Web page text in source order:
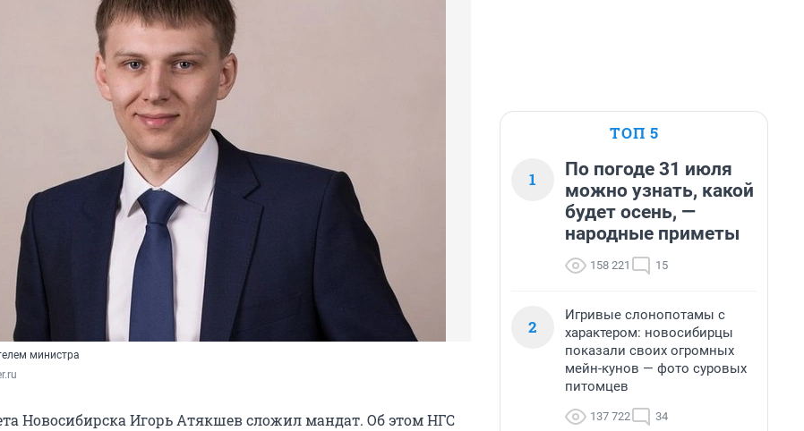
министра
Новосибирска Игорь Атякшев сложил мандат. Об этом НГС
ТОП 5
1
По погоде 31 июля
можно узнать, какой
будет осень, —
народные приметы
158 221 15
2
Игривые слонопотамы с
характером: новосибирцы
показали своих огромных
мейн-кунов — фото суровых
питомцев
137 722 34